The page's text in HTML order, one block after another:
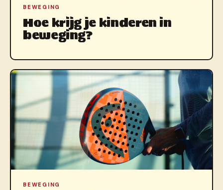
BEWEGING
Hoe krijg je kinderen in
beweging?
BEWEGING